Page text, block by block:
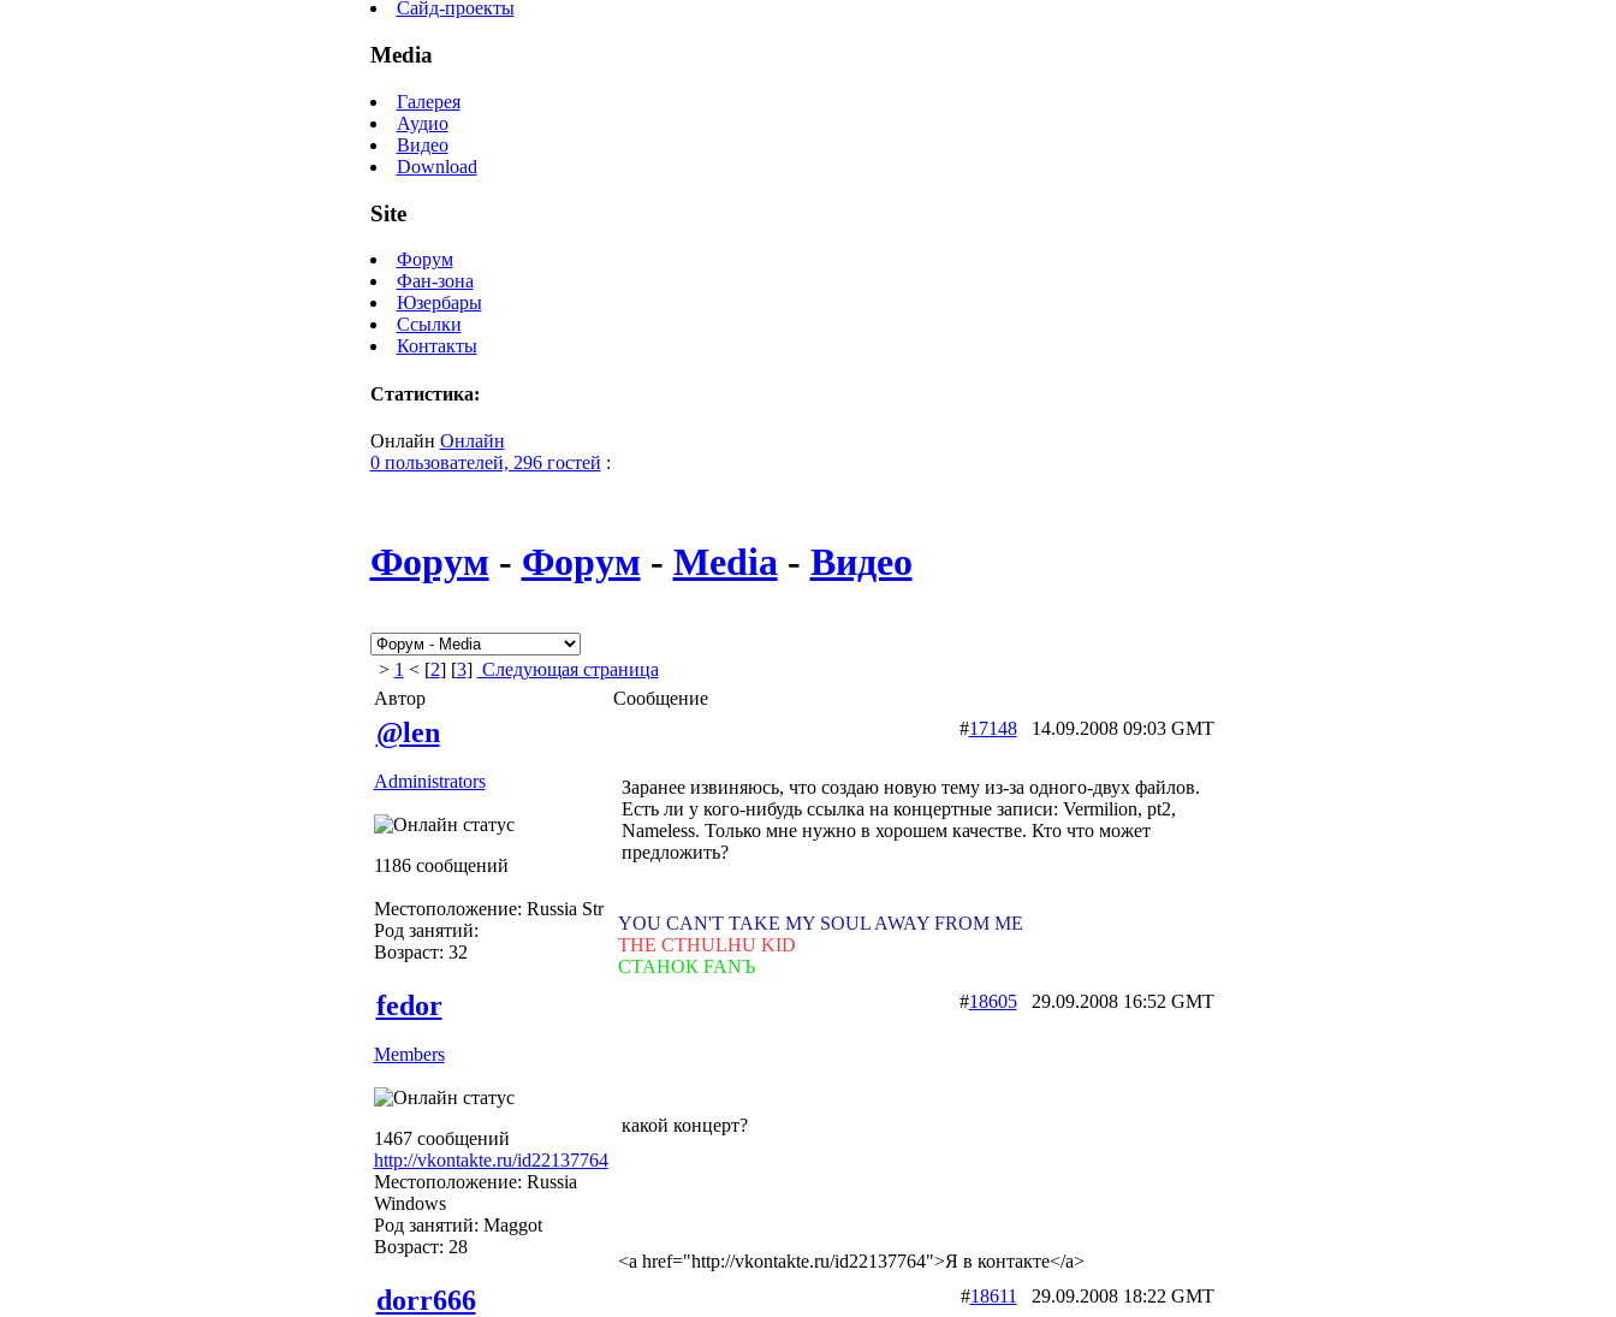
Сайд-проекты
Media
Галерея
Аудио
Видео
Download
Site
Форум
Фан-зона
Юзербары
Ссылки
Контакты
Статистика:
Онлайн Онлайн
0 пользователей, 296 гостей :
Форум - Форум - Media- Видео
> 1 < [2] [3] Следующая страница
Автор
Сообщение
@len
Administrators
1186 сообщений
Местоположение: Russia Str
Род занятий:
Возраст: 32
#1714814.09.2008 09:03 GMT
Заранее извиняюсь, что создаю новую тему из-за одного-двух файлoв.
Есть ли у кого-нибудь ссылка на концертные записи: Vermilion, pt2,
Nameless. Только мне нужно в хорошем качестве. Кто что может
предложить?
YOU CAN'T TAKE MY SOUL AWAY FROM ME
THE CTHULHU KID
СТАНОК FANЪ
fedor
Members
1467 сообщений
http://vkontakte.ru/id22137764
Местоположение: Russia
Windows
Род занятий: Maggot
Возраст: 28
#1860529.09.2008 16:52 GMT
какой концерт?
<a href="http://vkontakte.ru/id22137764">Я в контакте</a>
dorr666 #18611 29.09.2008 18:22 GMT